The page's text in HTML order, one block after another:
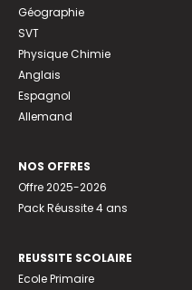
Géographie
SVT
Physique Chimie
Anglais
Espagnol
Allemand
NOS OFFRES
Offre 2025-2026
Pack Réussite 4 ans
REUSSITE SCOLAIRE
Ecole Primaire